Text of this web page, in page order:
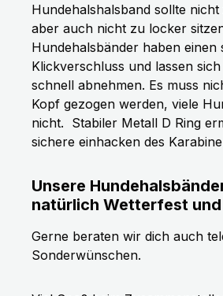
Hundehalshalsband sollte
aber auch nicht zu locker
Hundehalsbänder haben einen
Klickverschluss und lassen
schnell abnehmen. Es muss
Kopf gezogen werden, viele
nicht. Stabiler Metall D Ring
sichere einhacken des
Unsere
natürlich Wetterfest
Gerne beraten wir dich auch
Sonderwünschen.